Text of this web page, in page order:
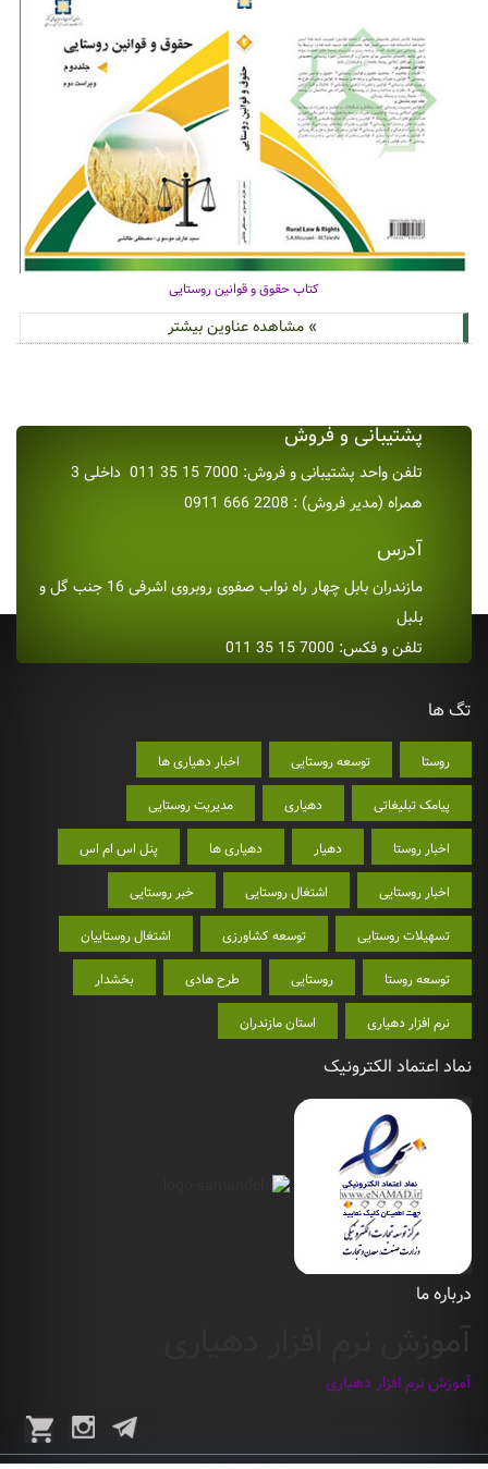
کتاب حقوق و قوانین روستایی
» مشاهده عناوین بیشتر
پشتیبانی و فروش
تلفن واحد پشتیبانی و فروش: 7000 15 35 011 داخلی 3
همراه (مدیر فروش) : 2208 666 0911
آدرس
مازندران بابل چهار راه نواب صفوی روبروی اشرفی 16 جنب گل و
بلبل
تلفن و فکس: 7000 15 35 011
تگ ها
روستا توسعه روستایی اخبار دهیاری ها
پیامک تبلیغاتی دهیاری مدیریت روستایی
اخبار روستا دهیار دهیاری ها پنل اس ام اس
اخبار روستایی اشتغال روستایی خبر روستایی
تسهیلات روستایی توسعه کشاورزی اشتغال روستاییان
توسعه روستا روستایی طرح هادی بخشدار
نرم افزار دهیاری استان مازندران
نماد اعتماد الکترونیک
درباره ما
آموزش نرم افزار دهیاری